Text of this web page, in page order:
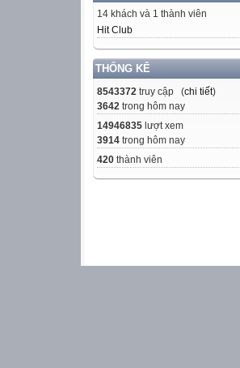
14 khách và 1 thành viên
Hit Club
THỐNG KÊ
8543372 truy cập (chi tiết)
3642 trong hôm nay
14946835 lượt xem
3914 trong hôm nay
420 thành viên